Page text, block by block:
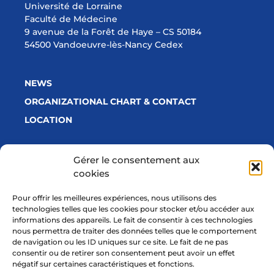
Gérer le consentement aux
cookies
Pour offrir les meilleures expériences, nous utilisons des
technologies telles que les cookies pour stocker et/ou accéder aux
informations des appareils. Le fait de consentir à ces technologies
nous permettra de traiter des données telles que le comportement
de navigation ou les ID uniques sur ce site. Le fait de ne pas
consentir ou de retirer son consentement peut avoir un effet
négatif sur certaines caractéristiques et fonctions.
Université de Lorraine
Faculté de Médecine
9 avenue de la Forêt de Haye – CS 50184
54500 Vandoeuvre-lès-Nancy Cedex
NEWS
ORGANIZATIONAL CHART & CONTACT
LOCATION
With a financial support from